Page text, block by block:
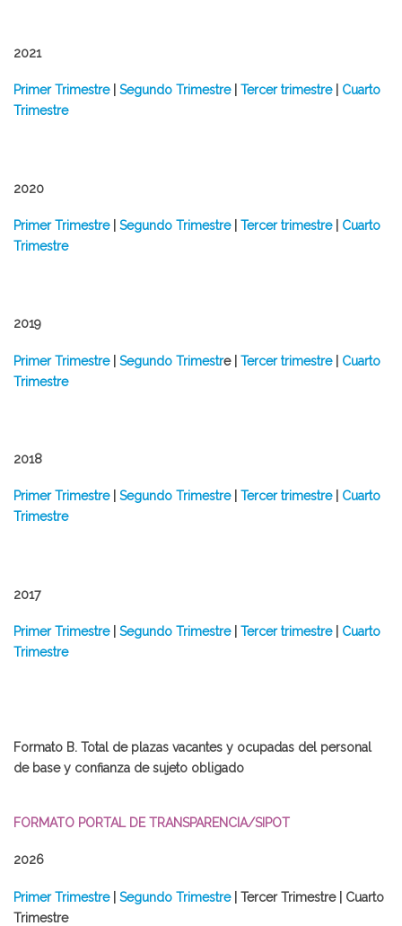
2021
Primer Trimestre| Segundo Trimestre| Tercer trimestre| Cuarto
Trimestre
2020
Primer Trimestre| Segundo Trimestre| Tercer trimestre| Cuarto
Trimestre
2019
Primer Trimestre| Segundo Trimestre | Tercer trimestre| Cuarto
Trimestre
2018
Primer Trimestre| Segundo Trimestre| Tercer trimestre| Cuarto
Trimestre
2017
Primer Trimestre| Segundo Trimestre| Tercer trimestre| Cuarto
Trimestre
Formato B. Total de plazas vacantes y ocupadas del personal
de base y confianza de sujeto obligado
FORMATO PORTAL DE TRANSPARENCIA/SIPOT
2026
​Primer Trimestre| Segundo Trimestre| Tercer Trimestre | Cuarto
Trimestre